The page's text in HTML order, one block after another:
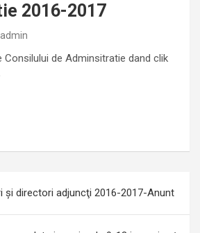
2016-2017
admin
Consilului de Adminsitratie dand clik
şi directori adjuncţi 2016-2017-Anunt